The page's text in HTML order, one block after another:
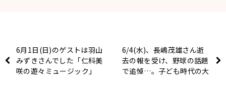
6月1日(日)のゲストは羽山
みずきさんでした「仁科美
咲の遊々ミュージック」
6/4(水)、長嶋茂雄さん逝
去の報を受け、野球の話題
で追悼…。子ども時代の大